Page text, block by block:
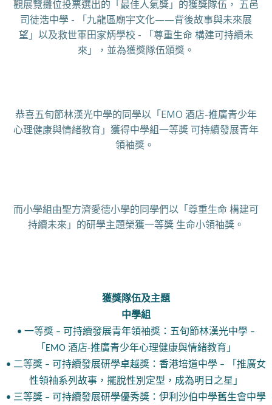
觀展覽攤位投票選出的「最佳人氣獎」的獲獎隊伍， 五邑
司徒浩中學 - 「九龍區廟宇文化——背後故事與未來展
望」以及救世軍田家炳學校 - 「尊重生命 構建可持續未
來」，並為獲獎隊伍頒獎。
恭喜五旬節林漢光中學的同學以「EMO 酒店-推廣青少年
心理健康與情緒教育」獲得中學組一等獎 可持續發展青年
領袖獎。
而小學組由聖方濟愛德小學的同學們以「尊重生命 構建可
持續未來」的研學主題榮獲一等獎 生命小領袖獎。
獲獎隊伍及主題
中學組
• 一等獎 – 可持續發展青年領袖獎：五旬節林漢光中學 –
「EMO 酒店-推廣青少年心理健康與情緒教育」
• 二等獎 – 可持續發展研學卓越獎：香港培道中學 – 「推廣女
性領袖系列故事，擺脫性別定型，成為明日之星」
• 三等獎 – 可持續發展研學優秀獎：伊利沙伯中學舊生會中學